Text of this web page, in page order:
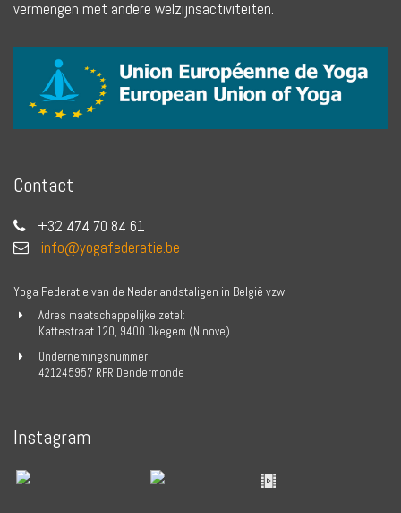
vermengen met andere welzijnsactiviteiten.
Contact
+32 474 70 84 61
info@yogafederatie.be
Yoga Federatie van de Nederlandstaligen in België vzw
Adres maatschappelijke zetel:
Kattestraat 120, 9400 Okegem (Ninove)
Ondernemingsnummer:
421245957 RPR Dendermonde
Instagram